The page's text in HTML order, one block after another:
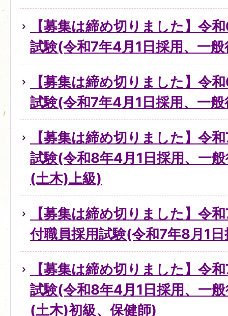
【募集は締め切りました】令
試験(令和7年4月1日採用、一
【募集は締め切りました】令
試験(令和7年4月1日採用、一
【募集は締め切りました】令
試験(令和8年4月1日採用、一
(土木)上級)
【募集は締め切りました】令
付職員採用試験(令和7年8月1
【募集は締め切りました】令
試験(令和8年4月1日採用、一
(土木)初級、保健師)